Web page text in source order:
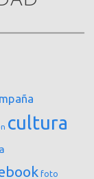
cultura
foto